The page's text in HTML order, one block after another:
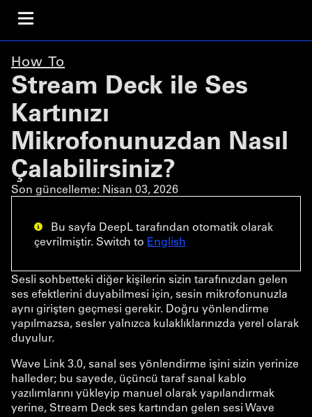
How To
Stream Deck ile Ses
Kartınızı
Mikrofonunuzdan Nasıl
Çalabilirsiniz?
Son güncelleme: Nisan 03, 2026
Bu sayfa DeepL tarafından otomatik olarak
çevrilmiştir. Switch to English
Sesli sohbetteki diğer kişilerin sizin tarafınızdan gelen
ses efektlerini duyabilmesi için, sesin mikrofonunuzla
aynı girişten geçmesi gerekir. Doğru yönlendirme
yapılmazsa, sesler yalnızca kulaklıklarınızda yerel olarak
duyulur.
Wave Link 3.0, sanal ses yönlendirme işini sizin yerinize
halleder; bu sayede, üçüncü taraf sanal kablo
yazılımlarını yükleyip manuel olarak yapılandırmak
yerine, Stream Deck ses kartından gelen sesi Wave